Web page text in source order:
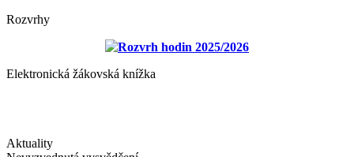
Rozvrhy
Rozvrh hodin 2025/2026
Elektronická žákovská knížka
Aktuality